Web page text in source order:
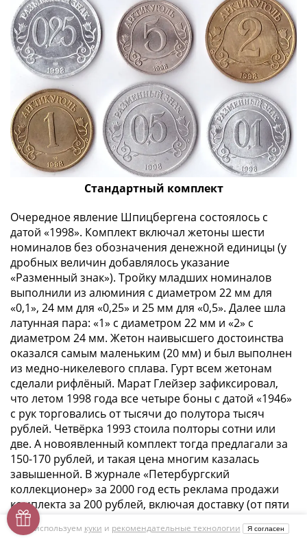
Стандартный комплект
Очередное явление Шпицбергена состоялось с
датой «1998». Комплект включал жетоны шести
номиналов без обозначения денежной единицы (у
дробных величин добавлялось указание
«Разменный знак»). Тройку младших номиналов
выполнили из алюминия с диаметром 22 мм для
«0,1», 24 мм для «0,25» и 25 мм для «0,5». Далее шла
латунная пара: «1» с диаметром 22 мм и «2» с
диаметром 24 мм. Жетон наивысшего достоинства
оказался самым маленьким (20 мм) и был выполнен
из медно-никелевого сплава. Гурт всем жетонам
сделали рифлёный. Марат Глейзер зафиксировал,
что летом 1998 года все четыре боны с датой «1946»
с рук торговались от тысячи до полутора тысяч
рублей. Четвёрка 1993 стоила полторы сотни или
две. А новоявленный комплект тогда предлагали за
150-170 рублей, и такая цена многим казалась
завышенной. В журнале «Петербургский
коллекционер» за 2000 год есть реклама продажи
комплекта за 200 рублей, включая доставку (от пяти
комплектов - по 180 рублей). Но этот тираж
постепенно разошёлся, и цены на комплект
Мы используем куки и рекомендательные технологии Я согласен